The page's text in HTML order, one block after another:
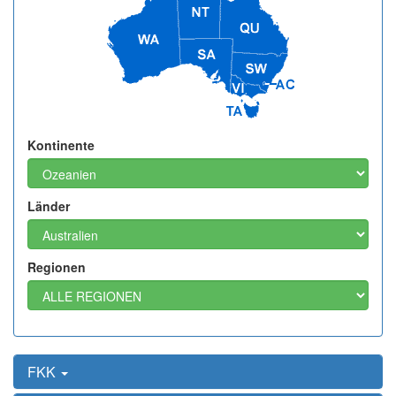
Kontinente
Länder
Regionen
FKK